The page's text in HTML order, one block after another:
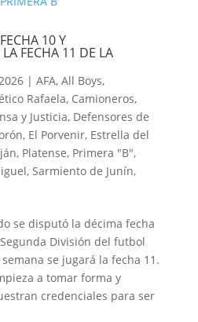
10 Y
FECHA 11 DE LA
| AFA, All Boys,
Rafaela, Camioneros,
y Justicia, Defensores de
, El Porvenir, Estrella del
, Platense, Primera "B",
, Sarmiento de Junín,
se disputó la décima fecha
División del futbol
se jugará la fecha 11.
a tomar forma y
credenciales para ser